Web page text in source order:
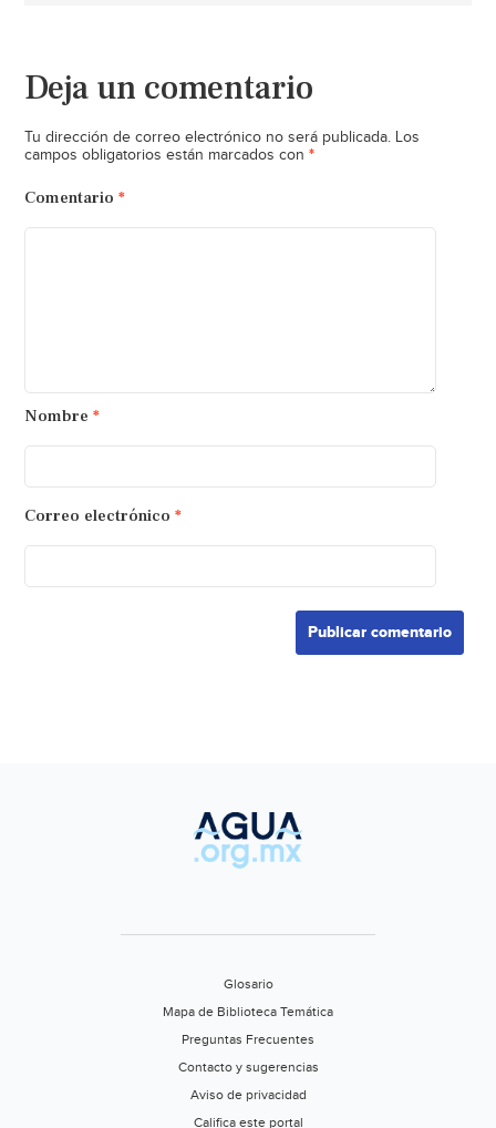
Deja un comentario
Tu dirección de correo electrónico no será publicada. Los
campos obligatorios están marcados con *
Comentario *
Nombre *
Correo electrónico *
Glosario
Mapa de Biblioteca Temática
Preguntas Frecuentes
Contacto y sugerencias
Aviso de privacidad
Califica este portal